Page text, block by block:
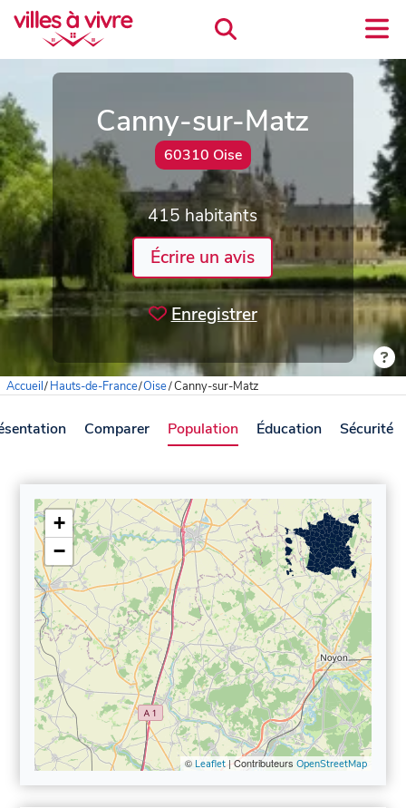
Canny-sur-Matz
60310 Oise
415 habitants
Écrire un avis
Enregistrer
Accueil/Hauts-de-France/Oise/Canny-sur-Matz
Comparer Population Éducation Sécurité
+
−
© Leaflet| Contributeurs OpenStreetMap